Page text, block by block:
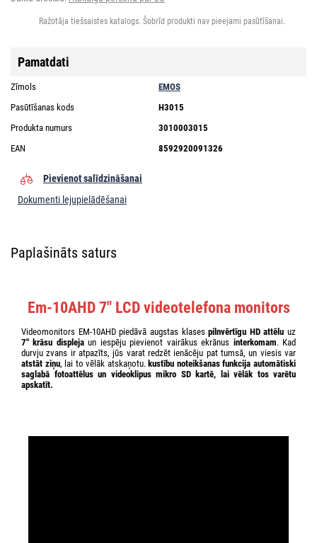
Ražotāja tiešsaistes katalogs. Šobrīd produkti nav pieejami pasūtīšanai.
Pamatdati
Zīmols
EMOS
Pasūtīšanas kods
H3015
Produkta numurs
3010003015
EAN
8592920091326
Pievienot salīdzināšanai
Dokumenti lejupielādēšanai
Paplašināts saturs
Em-10AHD 7" LCD videotelefona monitors
Videomonitors EM-10AHD piedāvā augstas klasespilnvērtīgu HD attēlu uz
7" krāsu displejaun iespēju pievienot vairākus ekrānus interkomam. Kad
durvju zvans ir atpazīts, jūs varat redzēt ienācēju pat tumsā, un viesis var
atstāt ziņu, lai to vēlāk atskaņotu. kustību noteikšanas funkcija automātiski
saglabā fotoattēlus un videoklipus mikro SD kartē, lai vēlāk tos varētu
apskatīt.